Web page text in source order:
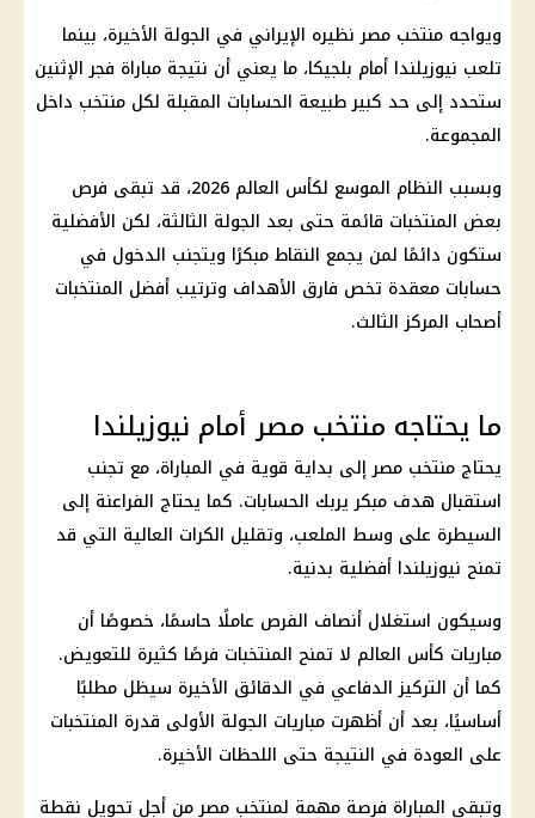
ويواجه منتخب مصرنظيره الإيراني في الجولة الأخيرة، بينما
تلعب نيوزيلندا أمام بلجيكا، ما يعني أن نتيجة مباراة فجر الإثنين
ستحدد إلى حد كبير طبيعة الحسابات المقبلة لكل منتخب داخل
المجموعة.
وبسبب النظام الموسع لكأس العالم 2026، قد تبقى فرص
بعض المنتخبات قائمة حتى بعد الجولة الثالثة، لكن الأفضلية
ستكون دائمًا لمن يجمع النقاط مبكرًا ويتجنب الدخول في
حسابات معقدة تخص فارق الأهداف وترتيب أفضل المنتخبات
أصحاب المركز الثالث.
ما يحتاجه منتخب مصر أمام نيوزيلندا
يحتاج منتخب مصرإلى بداية قوية في المباراة، مع تجنب
استقبال هدف مبكر يربك الحسابات. كما يحتاج الفراعنة إلى
السيطرة على وسط الملعب، وتقليل الكرات العالية التي قد
تمنح نيوزيلندا أفضلية بدنية.
وسيكون استغلال أنصاف الفرص عاملًا حاسمًا، خصوصًا أن
مباريات كأس العالم لا تمنح المنتخبات فرصًا كثيرة للتعويض.
كما أن التركيز الدفاعي في الدقائق الأخيرة سيظل مطلبًا
أساسيًا، بعد أن أظهرت مباريات الجولة الأولى قدرة المنتخبات
على العودة في النتيجة حتى اللحظات الأخيرة.
وتبقى المباراة فرصة مهمة لمنتخب مصر من أجل تحويل نقطة